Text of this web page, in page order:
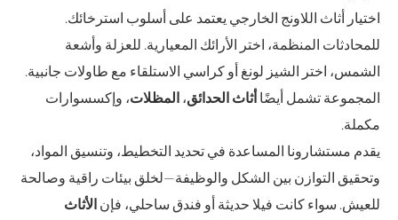
اختيار أثاث اللاونج الخارجي يعتمد على أسلوب استرخائك.
للمحادثات المنظمة، اختر الأرائك المعيارية. للعزلة وأشعة
الشمس، اختر الشيز لونغ أو كراسي الاستلقاء مع طاولات جانبية.
المجموعة تشمل أيضًاأثاث الحدائق، المظلات، وإكسسوارات
مكملة.
يقدم مستشارونا المساعدة في تحديد التخطيط، وتنسيق المواد،
وتحقيق التوازن بين الشكل والوظيفة—لخلق بيئات راقية وصالحة
للعيش. سواء كانت فيلا حديثة أو فندق ساحلي، فإن الأثاث